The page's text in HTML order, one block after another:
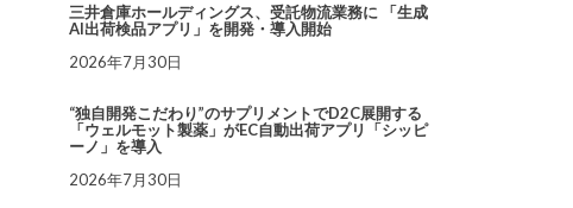
三井倉庫ホールディングス、受託物流業務に 「生成
AI出荷検品アプリ」を開発・導入開始
2026年7月30日
“独自開発こだわり”のサプリメントでD2C展開する
「ウェルモット製薬」がEC自動出荷アプリ「シッピ
ーノ」を導入
2026年7月30日